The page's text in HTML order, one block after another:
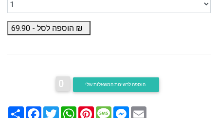
הוספה לסל - 69.90
0
שתף Facebook
TwitterWhatsApp
PinterestMessageMessenger